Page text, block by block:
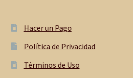
Hacer un Pago
Política de Privacidad
Términos de Uso